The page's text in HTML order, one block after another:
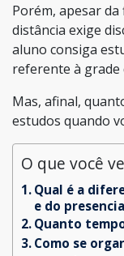
Porém, apesar
distância exige
aluno consiga
referente à grade
Mas, afinal,
estudos quando
O que você
Qual é a
e do
Quanto
Como se